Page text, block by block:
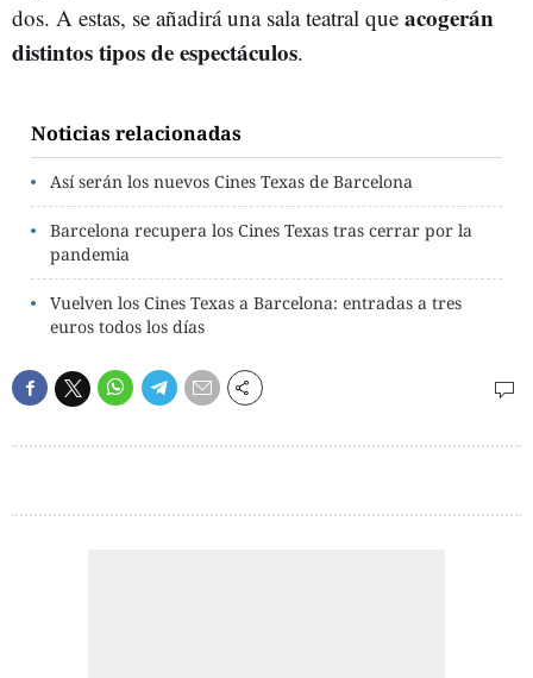
dos. A estas, se añadirá una sala teatral que acogerán
distintos tipos de espectáculos.
Noticias relacionadas
Así serán los nuevos Cines Texas de Barcelona
Barcelona recupera los Cines Texas tras cerrar por la
pandemia
Vuelven los Cines Texas a Barcelona: entradas a tres
euros todos los días